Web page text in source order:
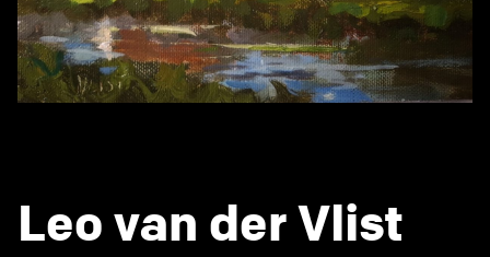
Leo van der Vlist